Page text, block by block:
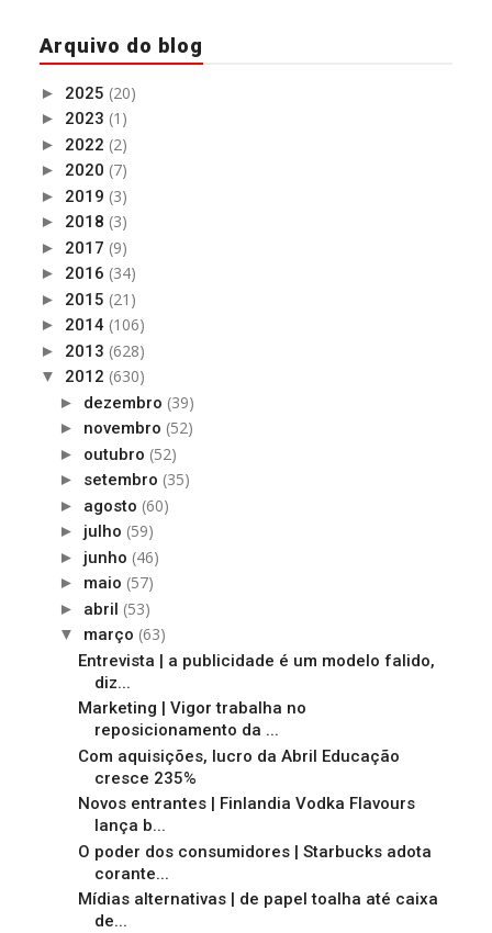
Arquivo do blog
► 2025 (20)
► 2023 (1)
► 2022 (2)
► 2020 (7)
► 2019 (3)
► 2018 (3)
► 2017 (9)
► 2016 (34)
► 2015 (21)
► 2014 (106)
► 2013 (628)
▼ 2012 (630)
► dezembro (39)
► novembro (52)
► outubro (52)
► setembro (35)
► agosto (60)
► julho (59)
► junho (46)
► maio (57)
► abril (53)
▼ março (63)
Entrevista | a publicidade é um modelo falido,
diz...
Marketing | Vigor trabalha no
reposicionamento da ...
Com aquisições, lucro da Abril Educação
cresce 235%
Novos entrantes | Finlandia Vodka Flavours
lança b...
O poder dos consumidores | Starbucks adota
corante...
Mídias alternativas | de papel toalha até caixa
de...